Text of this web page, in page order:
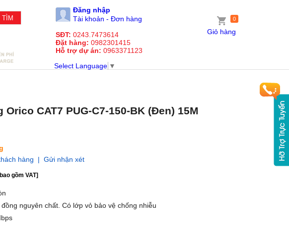
0
Giỏ hàng
Đăng nhập
Tài khoản - Đơn hàng
SĐT: 0243.7473614
Đặt hàng: 0982301415
Hỗ trợ dự án: 0963371123
Select Language ▼
Orico CAT7 PUG-C7-150-BK (Đen) 15M
hàng | Gửi nhận xét
gồm VAT]
nguyên chất. Có lớp vỏ bảo vệ chống nhiễu